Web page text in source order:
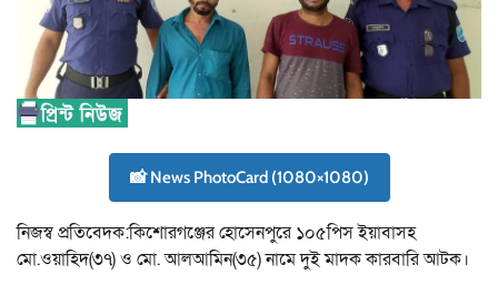
📸 News PhotoCard (1080×1080)
নিজস্ব প্রতিবেদক:কিশোরগঞ্জের হোসেনপুরে ১০৫পিস ইয়াবাসহ
মো.ওয়াহিদ(৩৭) ও মো. আলআমিন(৩৫) নামে দুই মাদক কারবারি আটক।